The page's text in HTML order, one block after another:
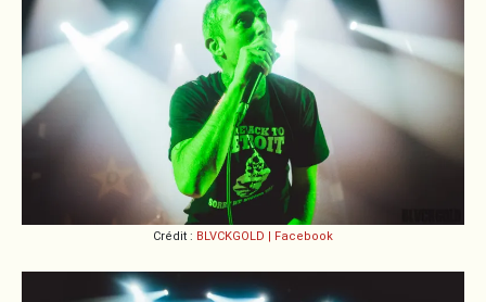
Crédit : BLVCKGOLD | Facebook